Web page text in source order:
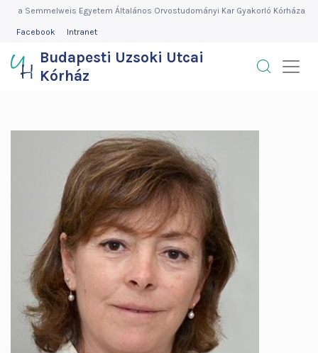
Budapesti
Uzsoki
Utcai
Ugrása Semmelweis Egyetem Általános Orvostudományi Kar Gyakorló Kórháza
MENÜ
Facebook Intranet
Budapesti Uzsoki Utcai
Kórház